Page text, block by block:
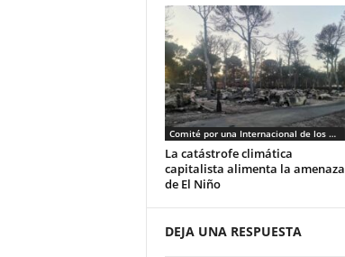
Comité por una Internacional de los Trabajadores - CIT
La catástrofe climática
capitalista alimenta la amenaza
de El Niño
DEJA UNA RESPUESTA